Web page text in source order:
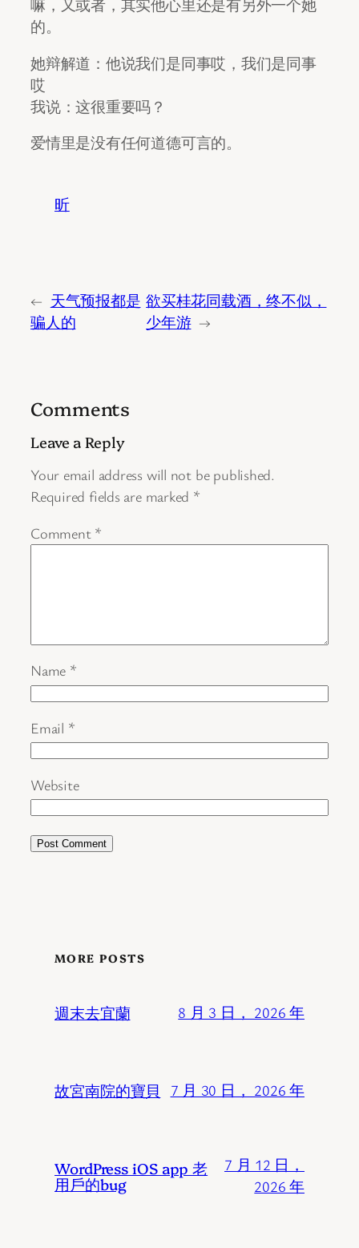
嘛，又或者，其实他心里还是有另外一个她
的。
她辩解道：他说我们是同事哎，我们是同事
哎
我说：这很重要吗？
爱情里是没有任何道德可言的。
昕
← 天气预报都是
骗人的
欲买桂花同载酒，终不似，
少年游 →
Comments
Leave a Reply
Your email address will not be published.
Required fields are marked *
Comment *
Name *
Email *
Website
MORE POSTS
週末去宜蘭 8 月 3 日， 2026 年
故宮南院的寶貝 7 月 30 日， 2026 年
WordPress iOS app 老
用戶的bug
7 月 12 日，
2026 年